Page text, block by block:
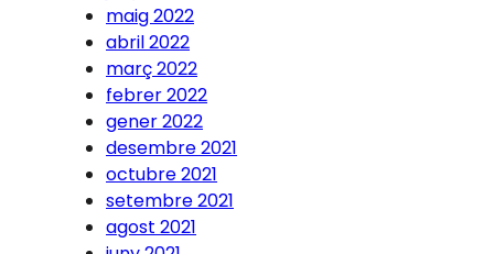
maig 2022
abril 2022
març 2022
febrer 2022
gener 2022
desembre 2021
octubre 2021
setembre 2021
agost 2021